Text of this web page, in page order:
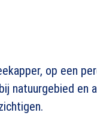
op een
natuurgebied en